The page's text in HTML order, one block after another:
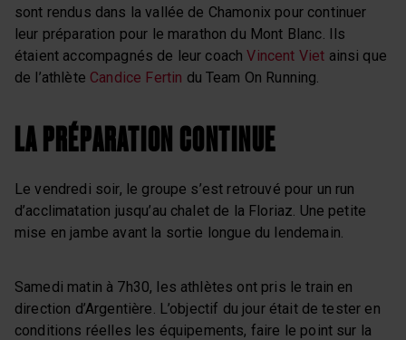
sont rendus dans la vallée de Chamonix pour continuer
leur préparation pour le marathon du Mont Blanc. Ils
étaient accompagnés de leur coachVincent Viet ainsi que
de l’athlète Candice Fertin du Team On Running.
LA PRÉPARATION CONTINUE
Le vendredi soir, le groupe s’est retrouvé pour un run
d’acclimatation jusqu’au chalet de la Floriaz. Une petite
mise en jambe avant la sortie longue du lendemain.
Samedi matin à 7h30, les athlètes ont pris le train en
direction d’Argentière. L’objectif du jour était de tester en
conditions réelles les équipements, faire le point sur la